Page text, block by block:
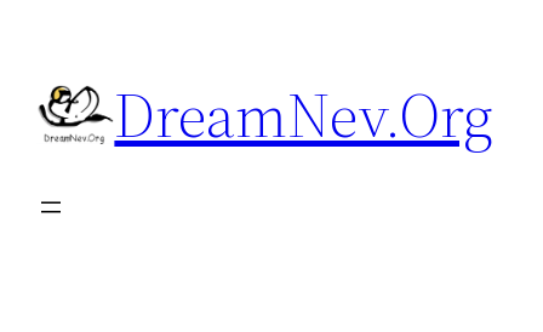
contenu
DreamNev.Org